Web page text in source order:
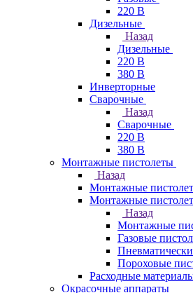
220 В
Дизельные
Назад
Дизельные
220 В
380 В
Инверторные
Сварочные
Назад
Сварочные
220 В
380 В
Монтажные пистолеты
Назад
Монтажные
Монтажные
Назад
Монтажные
Газовые
Пороховые
Расходные
Окрасочные аппараты